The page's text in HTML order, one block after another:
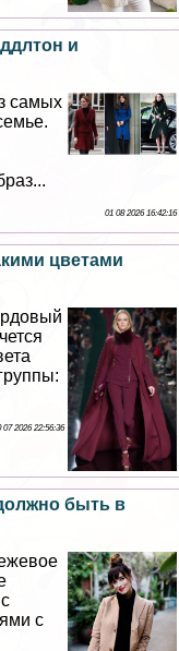
и
самых
01 08 2026 16:42:16
цветами
07 2026 22:56:36
быть в
с